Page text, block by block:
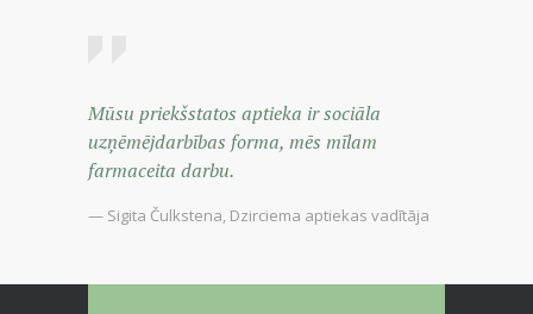
Mūsu priekšstatos aptieka ir sociāla
uzņēmējdarbības forma, mēs mīlam
farmaceita darbu.
— Sigita Čulkstena, Dzirciema aptiekas vadītāja